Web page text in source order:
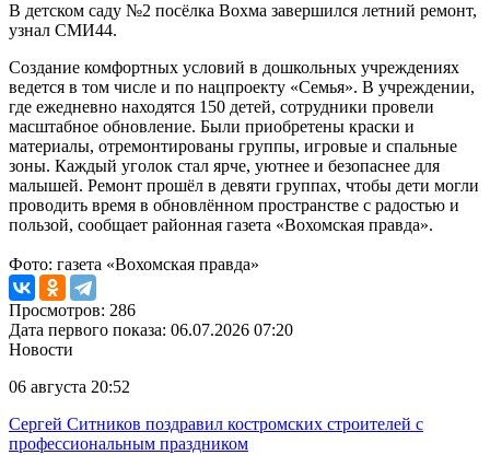
В детском саду №2 посёлка Вохма завершился летний ремонт,
узнал СМИ44.
Создание комфортных условий в дошкольных учреждениях
ведется в том числе и по нацпроекту «Семья». В учреждении,
где ежедневно находятся 150 детей, сотрудники провели
масштабное обновление. Были приобретены краски и
материалы, отремонтированы группы, игровые и спальные
зоны. Каждый уголок стал ярче, уютнее и безопаснее для
малышей. Ремонт прошёл в девяти группах, чтобы дети могли
проводить время в обновлённом пространстве с радостью и
пользой, сообщает районная газета «Вохомская правда».
Фото: газета «Вохомская правда»
Просмотров: 286
Дата первого показа: 06.07.2026 07:20
Новости
06 августа 20:52
Сергей Ситников поздравил костромских строителей с
профессиональным праздником